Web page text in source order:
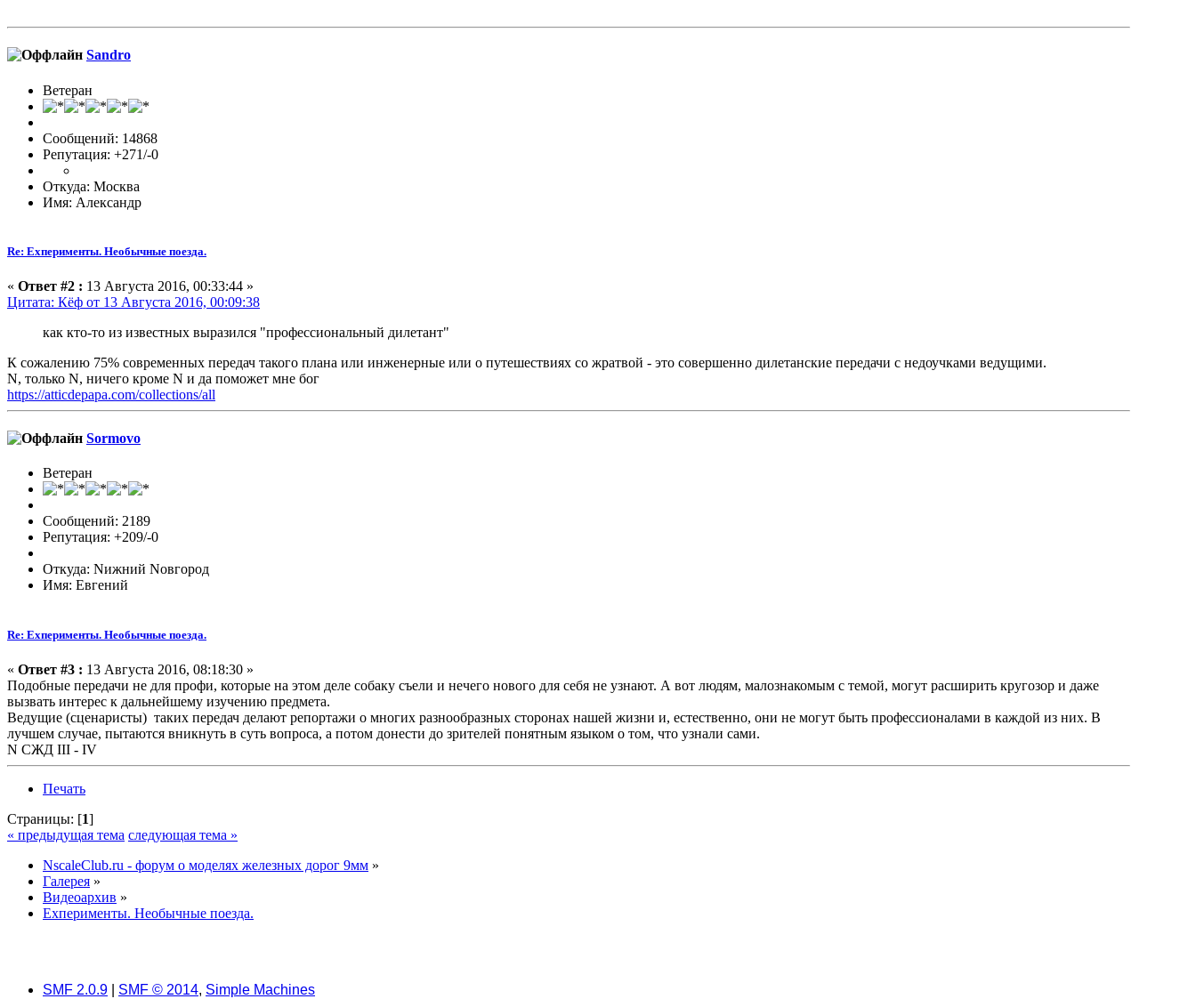
Sandro
Ветеран
Сообщений: 14868
Репутация: +271/-0
Откуда: Москва
Имя: Александр
Re: Exперименты. Необычные поезда.
« Ответ #2 : 13 Августа 2016, 00:33:44 »
Цитата: Кёф от 13 Августа 2016, 00:09:38
как кто-то из известных выразился "профессиональный дилетант"
К сожалению 75% современных передач такого плана или инженерные или о путешествиях со жратвой - это совершенно дилетанские передачи с недоучками ведущими.
N, только N, ничего кроме N и да поможет мне бог
https://atticdepapa.com/collections/all
Sormovo
Ветеран
Сообщений: 2189
Репутация: +209/-0
Откуда: Nижний Nовгород
Имя: Евгений
Re: Exперименты. Необычные поезда.
« Ответ #3 : 13 Августа 2016, 08:18:30 »
Подобные передачи не для профи, которые на этом деле собаку съели и нечего нового для себя не узнают. А вот людям, малознакомым с темой, могут расширить кругозор и даже
вызвать интерес к дальнейшему изучению предмета.
Ведущие (сценаристы) таких передач делают репортажи о многих разнообразных сторонах нашей жизни и, естественно, они не могут быть профессионалами в каждой из них. В
лучшем случае, пытаются вникнуть в суть вопроса, а потом донести до зрителей понятным языком о том, что узнали сами.
N СЖД III - IV
Печать
Страницы: [1]
« предыдущая тема следующая тема »
NscaleClub.ru - форум о моделях железных дорог 9мм »
Галерея »
Видеоархив »
Exперименты. Необычные поезда.
SMF 2.0.9 SMF © 2014, Simple Machines